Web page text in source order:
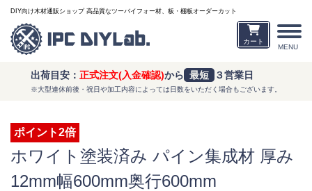
MENU
DIY向け木材通販ショップ 高品質なツーバイフォー材、板・棚板オーダーカット
カート
出荷目安： 正式注文(入金確認)から 最短 ３営業日
※大型連休前後・祝日や加工内容によっては日数をいただく場合もございます。
ポイント2倍
ホワイト塗装済み パイン集成材 厚み
12mm幅600mm奥行600mm